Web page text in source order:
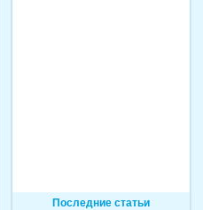
Последние статьи